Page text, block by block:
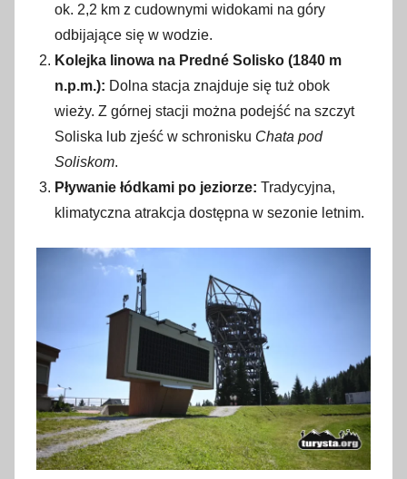
ok. 2,2 km z cudownymi widokami na góry
odbijające się w wodzie.
Kolejka linowa na Predné Solisko (1840 m
n.p.m.): Dolna stacja znajduje się tuż obok
wieży. Z górnej stacji można podejść na szczyt
Soliska lub zjeść w schronisku Chata pod
Soliskom.
Pływanie łódkami po jeziorze: Tradycyjna,
klimatyczna atrakcja dostępna w sezonie letnim.